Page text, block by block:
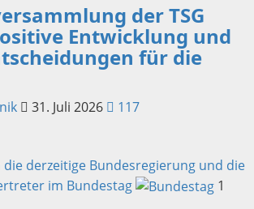
der TSG
Entwicklung und
für die
31. Juli 2026
117
die derzeitige Bundesregierung und die
im Bundestag
1